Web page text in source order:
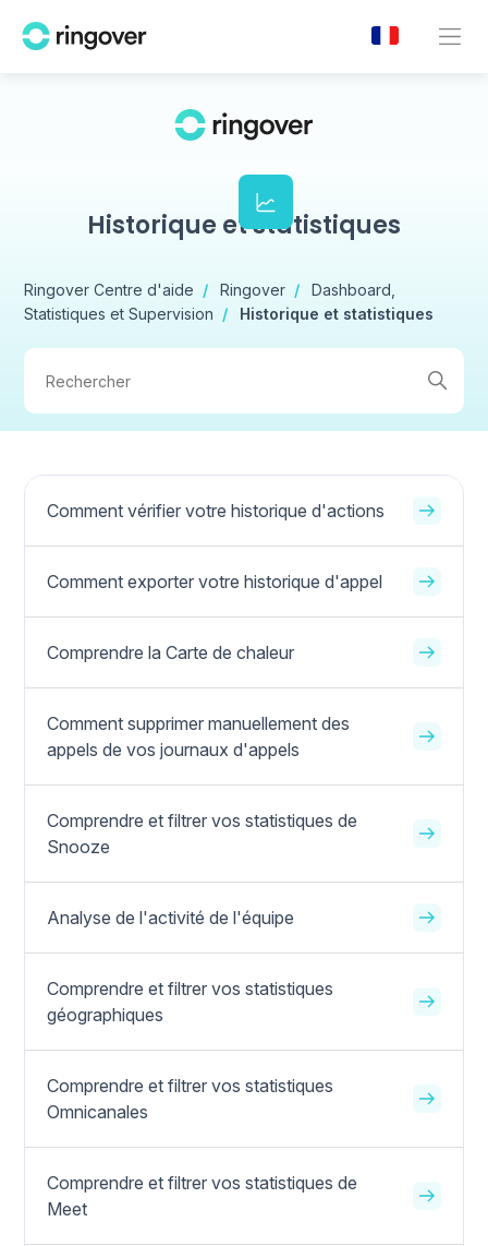
Historique et statistiques
Ringover Centre d'aide Ringover
Dashboard,
Statistiques et Supervision
Historique et statistiques
Comment vérifier votre historique d'actions
Comment exporter votre historique d'appel
Comprendre la Carte de chaleur
Comment supprimer manuellement des
appels de vos journaux d'appels
Comprendre et filtrer vos statistiques de
Snooze
Analyse de l'activité de l'équipe
Comprendre et filtrer vos statistiques
géographiques
Comprendre et filtrer vos statistiques
Omnicanales
Comprendre et filtrer vos statistiques de
Meet